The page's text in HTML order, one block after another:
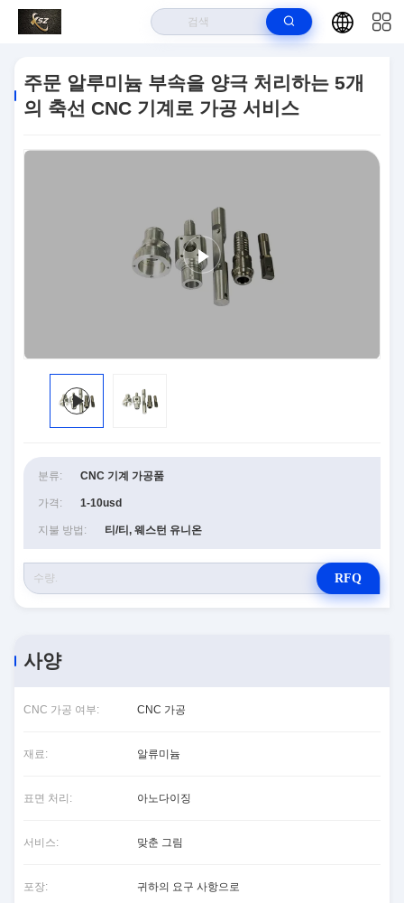
의 축선 CNC 기계로 가공 서비스
주문 알루미늄 부속을 양극 처리하는 5개
의 축선 CNC 기계로 가공 서비스
분류: CNC 기계 가공품
가격: 1-10usd
지불 방법: 티/티, 웨스턴 유니온
RFQ
사양
CNC 가공 여부: CNC 가공
재료: 알류미늄
표면 처리: 아노다이징
서비스: 맞춘 그림
포장: 귀하의 요구 사항으로